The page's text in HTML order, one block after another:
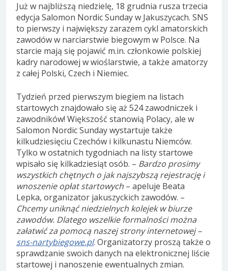
Już w najbliższą niedzielę, 18 grudnia rusza trzecia
edycja Salomon Nordic Sunday w Jakuszycach. SNS
to pierwszy i największy zarazem cykl amatorskich
zawodów w narciarstwie biegowym w Polsce. Na
starcie mają się pojawić m.in. członkowie polskiej
kadry narodowej w wioślarstwie, a także amatorzy
z całej Polski, Czech i Niemiec.
Tydzień przed pierwszym biegiem na listach
startowych znajdowało się aż 524 zawodniczek i
zawodników! Większość stanowią Polacy, ale w
Salomon Nordic Sunday wystartuje także
kilkudziesięciu Czechów i kilkunastu Niemców.
Tylko w ostatnich tygodniach na listy startowe
wpisało się kilkadziesiąt osób. – Bardzo prosimy
wszystkich chętnych o jak najszybszą rejestrację i
wnoszenie opłat startowych – apeluje Beata
Lepka, organizator jakuszyckich zawodów. –
Chcemy uniknąć niedzielnych kolejek w biurze
zawodów. Dlatego wszelkie formalności można
załatwić za pomocą naszej strony internetowej –
sns-nartybiegowe.pl. Organizatorzy proszą także o
sprawdzanie swoich danych na elektronicznej liście
startowej i nanoszenie ewentualnych zmian.